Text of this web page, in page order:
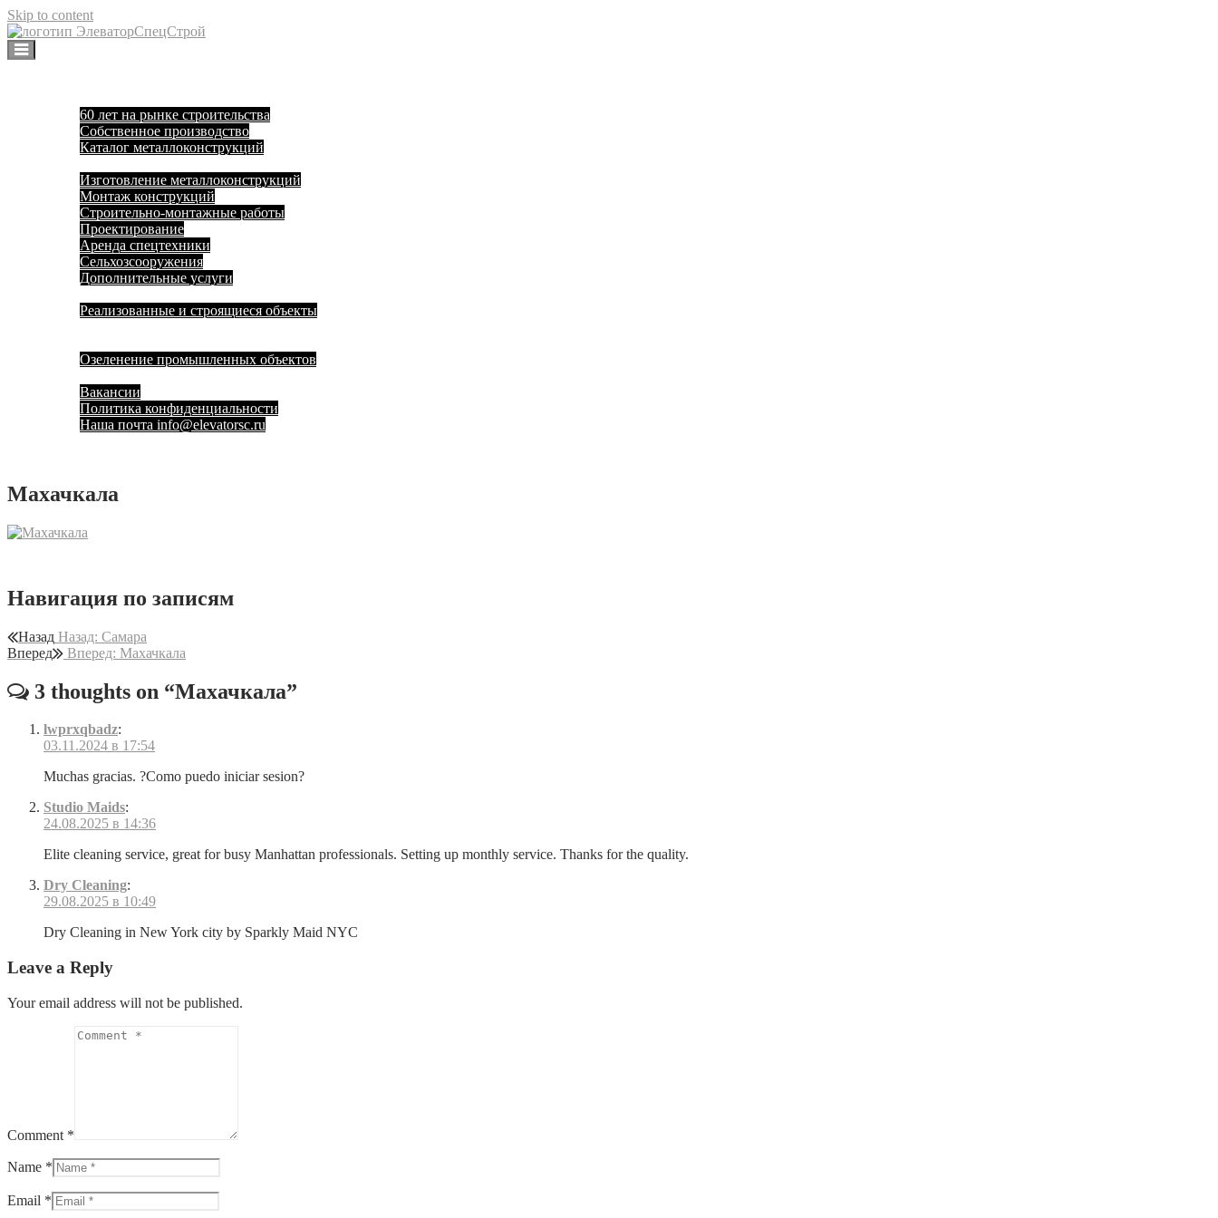
Skip to content
Элеваторспецстрой Воронеж
Изготовление и монтаж металлоконструкций
60 лет на рынке строительства
Собственное производство
Каталог металлоконструкций
Изготовление металлоконструкций
Монтаж конструкций
Строительно-монтажные работы
Проектирование
Аренда спецтехники
Сельхозсооружения
Дополнительные услуги
Реализованные и строящиеся объекты
Озеленение промышленных объектов
Вакансии
Политика конфиденциальности
Наша почта info@elevatorsc.ru
Махачкала
Навигация по записям
Назад Назад: Самара
Вперед
Вперед: Махачкала
3 thoughts on “Махачкала”
lwprxqbadz:
03.11.2024 в 17:54
Muchas gracias. ?Como puedo iniciar sesion?
Studio Maids:
24.08.2025 в 14:36
Elite cleaning service, great for busy Manhattan professionals. Setting up monthly service. Thanks for the quality.
Dry Cleaning:
29.08.2025 в 10:49
Dry Cleaning in New York city by Sparkly Maid NYC
Leave a Reply
Your email address will not be published.
Comment *
Name *
Email *